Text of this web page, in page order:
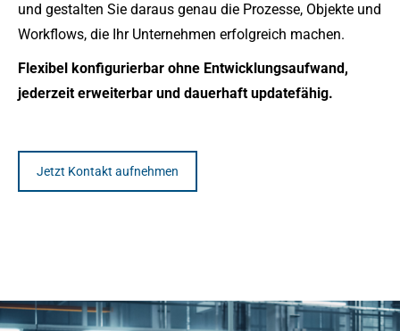
und gestalten Sie daraus genau die Prozesse, Objekte und
Workflows, die Ihr Unternehmen erfolgreich machen.
Flexibel konfigurierbar ohne Entwicklungsaufwand,
jederzeit erweiterbar und dauerhaft updatefähig.
Jetzt Kontakt aufnehmen